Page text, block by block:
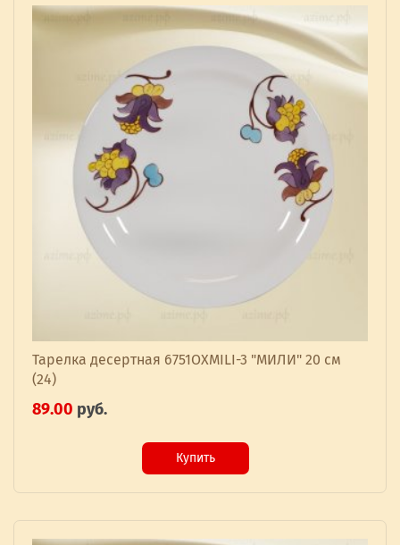
Тарелка десертная 6751OXMILI-3 "МИЛИ" 20 см
(24)
89.00 руб.
Купить